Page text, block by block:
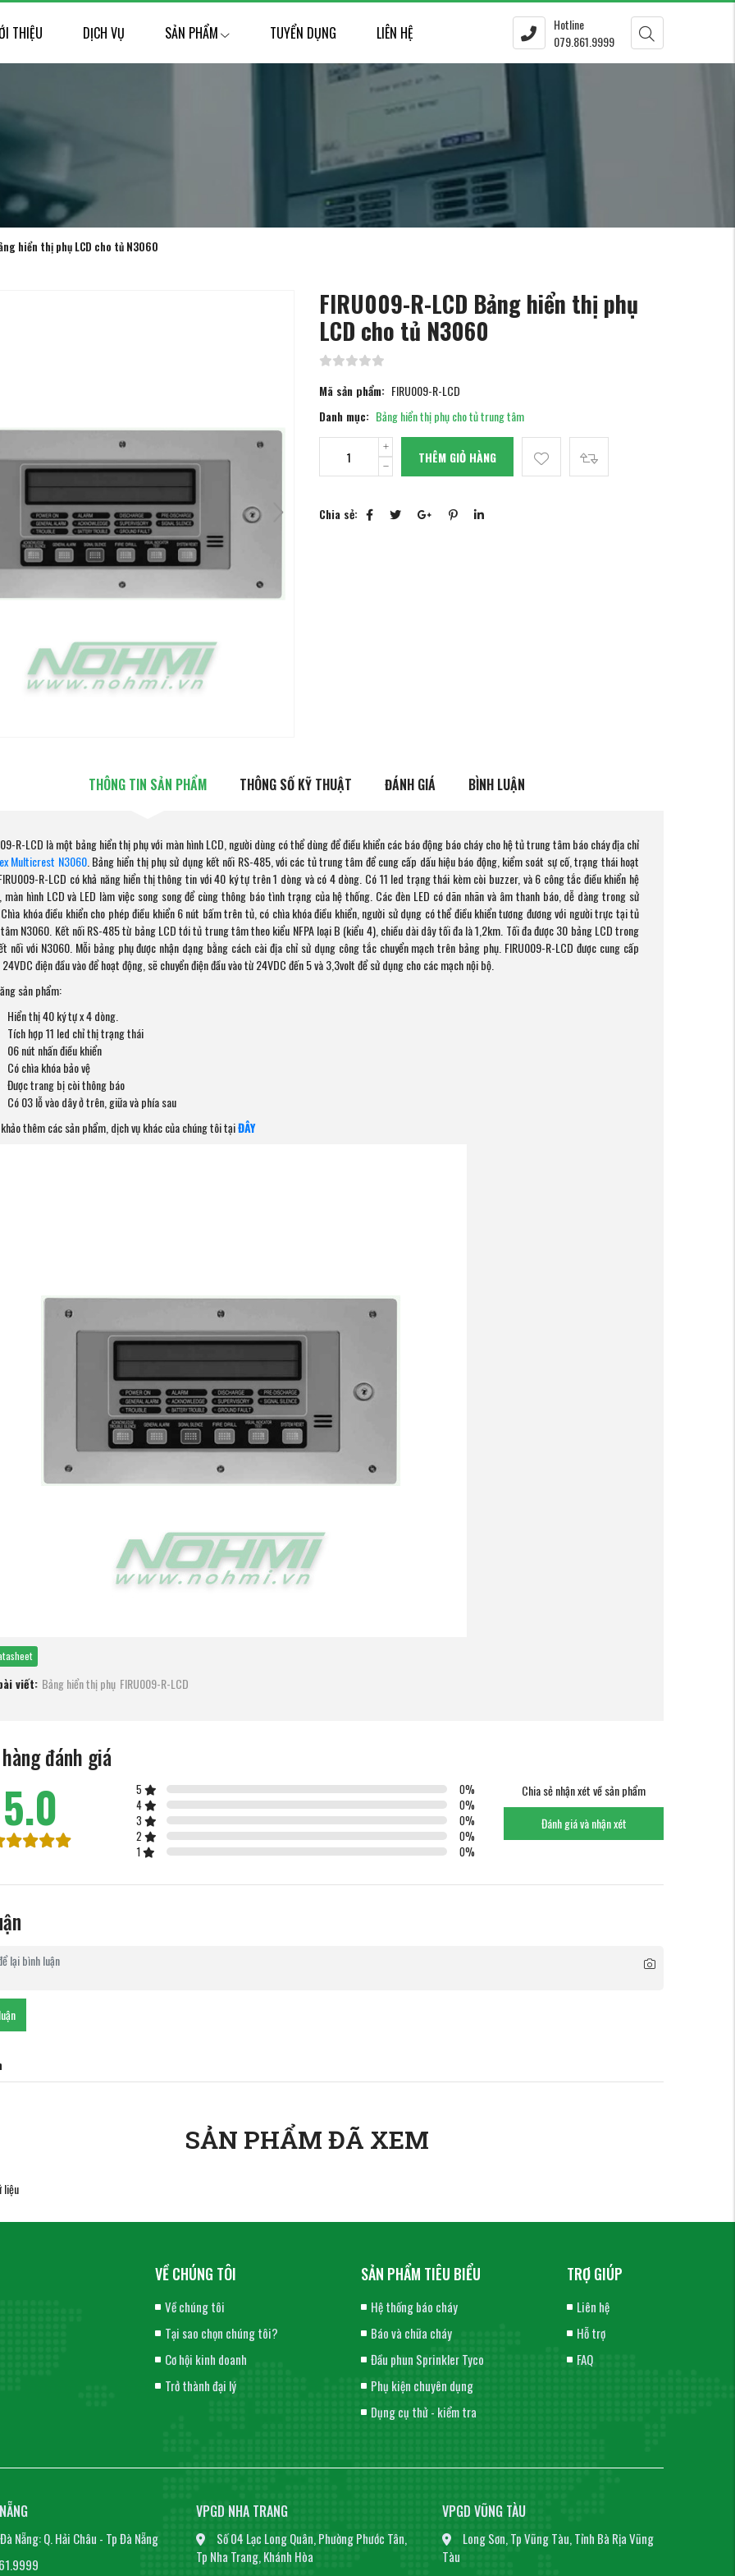
THIỆU DỊCH VỤ SẢN PHẨM TUYỂN DỤNG LIÊN HỆ
Hotline
079.861.9999
hiển thị phụ LCD cho tủ N3060
FIRU009-R-LCD Bảng hiển thị phụ
LCD cho tủ N3060
Mã sản phẩm: FIRU009-R-LCD
Danh mục: Bảng hiển thị phụ cho tủ trung tâm
THÊM GIỎ HÀNG
Chia sẻ:
THÔNG TIN SẢN PHẨM THÔNG SỐ KỸ THUẬT ĐÁNH GIÁ BÌNH LUẬN
R-LCD là một bảng hiển thị phụ với màn hình LCD, người dùng có thể dùng để điều khiển các báo động báo cháy cho hệ tủ trung tâm báo cháy địa chỉ
Multicrest N3060. Bảng hiển thị phụ sử dụng kết nối RS-485, với các tủ trung tâm để cung cấp dấu hiệu báo động, kiểm soát sự cố, trạng thái hoạt
R-LCD có khả năng hiển thị thông tin với 40 ký tự trên 1 dòng và có 4 dòng. Có 11 led trạng thái kèm còi buzzer, và 6 công tắc điều khiển hệ
màn hình LCD và LED làm việc song song để cùng thông báo tình trạng của hệ thống. Các đèn LED có dãn nhãn và âm thanh báo, dễ dàng trong sử
khóa điều khiển cho phép điều khiển 6 nút bấm trên tủ, có chìa khóa điều khiển, người sử dụng có thể điều khiển tương đương với người trực tại tủ
N3060. Kết nối RS-485 từ bảng LCD tới tủ trung tâm theo kiểu NFPA loại B (kiểu 4), chiều dài dây tối đa là 1,2km. Tối đa được 30 bảng LCD trong
nối với N3060. Mỗi bảng phụ được nhận dạng bằng cách cài địa chỉ sử dụng công tắc chuyển mạch trên bảng phụ. FIRU009-R-LCD được cung cấp
điện đầu vào để hoạt động, sẽ chuyển điện đầu vào từ 24VDC đến 5 và 3,3volt để sử dụng cho các mạch nội bộ.
sản phẩm:
Hiển thị 40 ký tự x 4 dòng.
Tích hợp 11 led chỉ thị trạng thái
06 nút nhấn điều khiển
Có chìa khóa bảo vệ
Được trang bị còi thông báo
Có 03 lỗ vào dây ở trên, giữa và phía sau
thêm các sản phẩm, dịch vụ khác của chúng tôi tạiĐÂY
viết: Bảng hiển thị phụ FIRU009-R-LCD
đánh giá
5.0 5 0%
4
0%
3
0%
2
0%
1
0%
Chia sẻ nhận xét về sản phẩm
Đánh giá và nhận xét
SẢN PHẨM ĐÃ XEM
liệu
VỀ CHÚNG TÔI
Về chúng tôi
Tại sao chọn chúng tôi?
Cơ hội kinh doanh
Trở thành đại lý
SẢN PHẨM TIÊU BIỂU
Hệ thống báo cháy
Báo và chữa cháy
Đầu phun Sprinkler Tyco
Phụ kiện chuyên dụng
Dụng cụ thử - kiểm tra
TRỢ GIÚP
Liên hệ
Hỗ trợ
FAQ
Nẵng: Q. Hải Châu - Tp Đà Nẵng
VPGD NHA TRANG
Số 04 Lạc Long Quân, Phường Phước Tân,
Tp Nha Trang, Khánh Hòa
VPGD VŨNG TÀU
Long Sơn, Tp Vũng Tàu, Tỉnh Bà Rịa Vũng
Tàu